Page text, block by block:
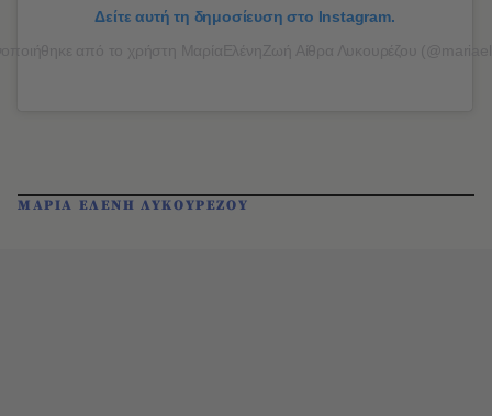
Δείτε αυτή τη δημοσίευση στο Instagram.
ΜΑΡΙΑ ΕΛΕΝΗ ΛΥΚΟΥΡΕΖΟΥ